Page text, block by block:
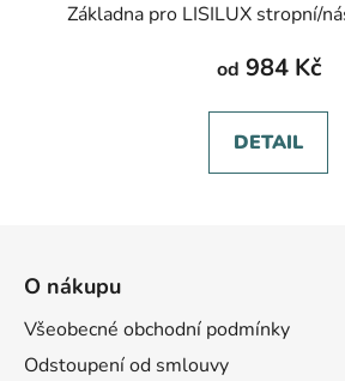
Základna pro LISILUX stropní/
od 984 Kč
DETAIL
O nákupu
Všeobecné obchodní podmínky
Odstoupení od smlouvy